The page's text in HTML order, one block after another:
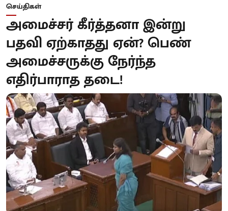
செய்திகள்
அமைச்சர் கீர்த்தனா இன்று
பதவி ஏற்காதது ஏன்? பெண்
அமைச்சருக்கு நேர்ந்த
எதிர்பாராத தடை!